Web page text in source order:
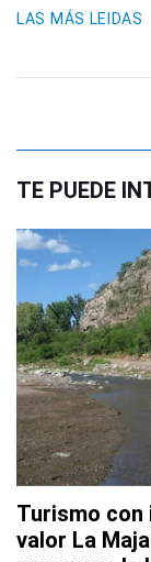
LAS MÁS LEIDAS
TE PUEDE
Turismo con
valor La